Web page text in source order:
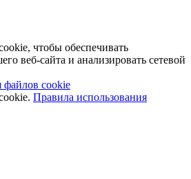
чтобы обеспечивать
веб-сайта и анализировать сетевой
файлов cookie
Правила использования